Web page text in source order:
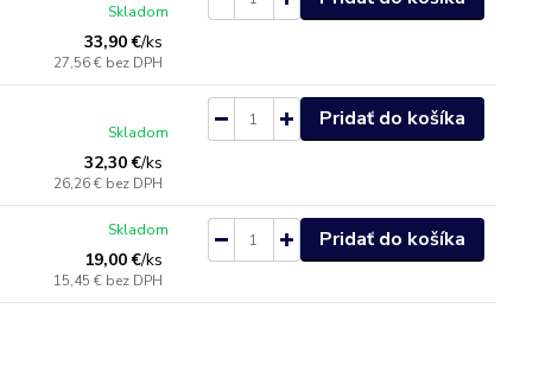
33,90 €/ks
27,56 € bez DPH
Skladom
32,30 €/ks
26,26 € bez DPH
Skladom
Pridať do košíka
19,00 €/ks
15,45 € bez DPH
Skladom Pridať do košíka